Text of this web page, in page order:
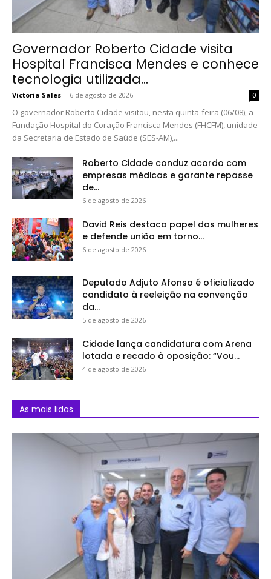
Governador Roberto Cidade visita
Hospital Francisca Mendes e conhece
tecnologia utilizada...
Victoria Sales - 6 de agosto de 2026 0
O governador Roberto Cidade visitou, nesta quinta-feira (06/08), a
Fundação Hospital do Coração Francisca Mendes (FHCFM), unidade
da Secretaria de Estado de Saúde (SES-AM),...
Roberto Cidade conduz acordo com
empresas médicas e garante repasse
de...
6 de agosto de 2026
David Reis destaca papel das mulheres
e defende união em torno...
6 de agosto de 2026
Deputado Adjuto Afonso é oficializado
candidato à reeleição na convenção
da...
5 de agosto de 2026
Cidade lança candidatura com Arena
lotada e recado à oposição: “Vou...
4 de agosto de 2026
As mais lidas